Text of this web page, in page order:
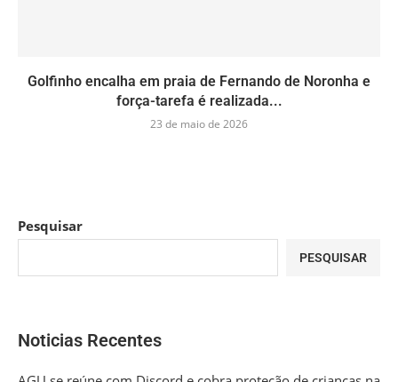
Golfinho encalha em praia de Fernando de Noronha e
força-tarefa é realizada...
23 de maio de 2026
Pesquisar
PESQUISAR
Noticias Recentes